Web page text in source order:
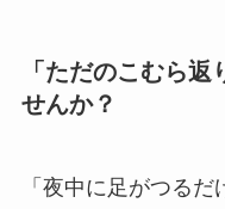
「ただのこむら
せんか？
「夜中に足がつる